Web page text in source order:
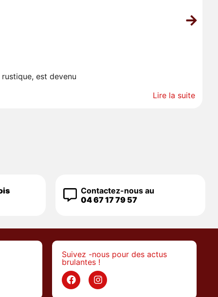
est devenu
Lire la suite
Contactez-nous au
04 67 17 79 57
Suivez -nous pour des actus
brulantes !